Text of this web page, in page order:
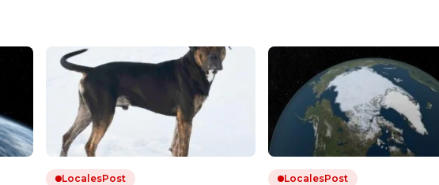
LocalesPost LocalesPost